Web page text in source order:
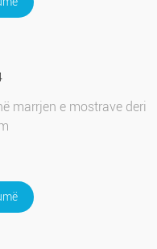
marrjen e mostrave deri